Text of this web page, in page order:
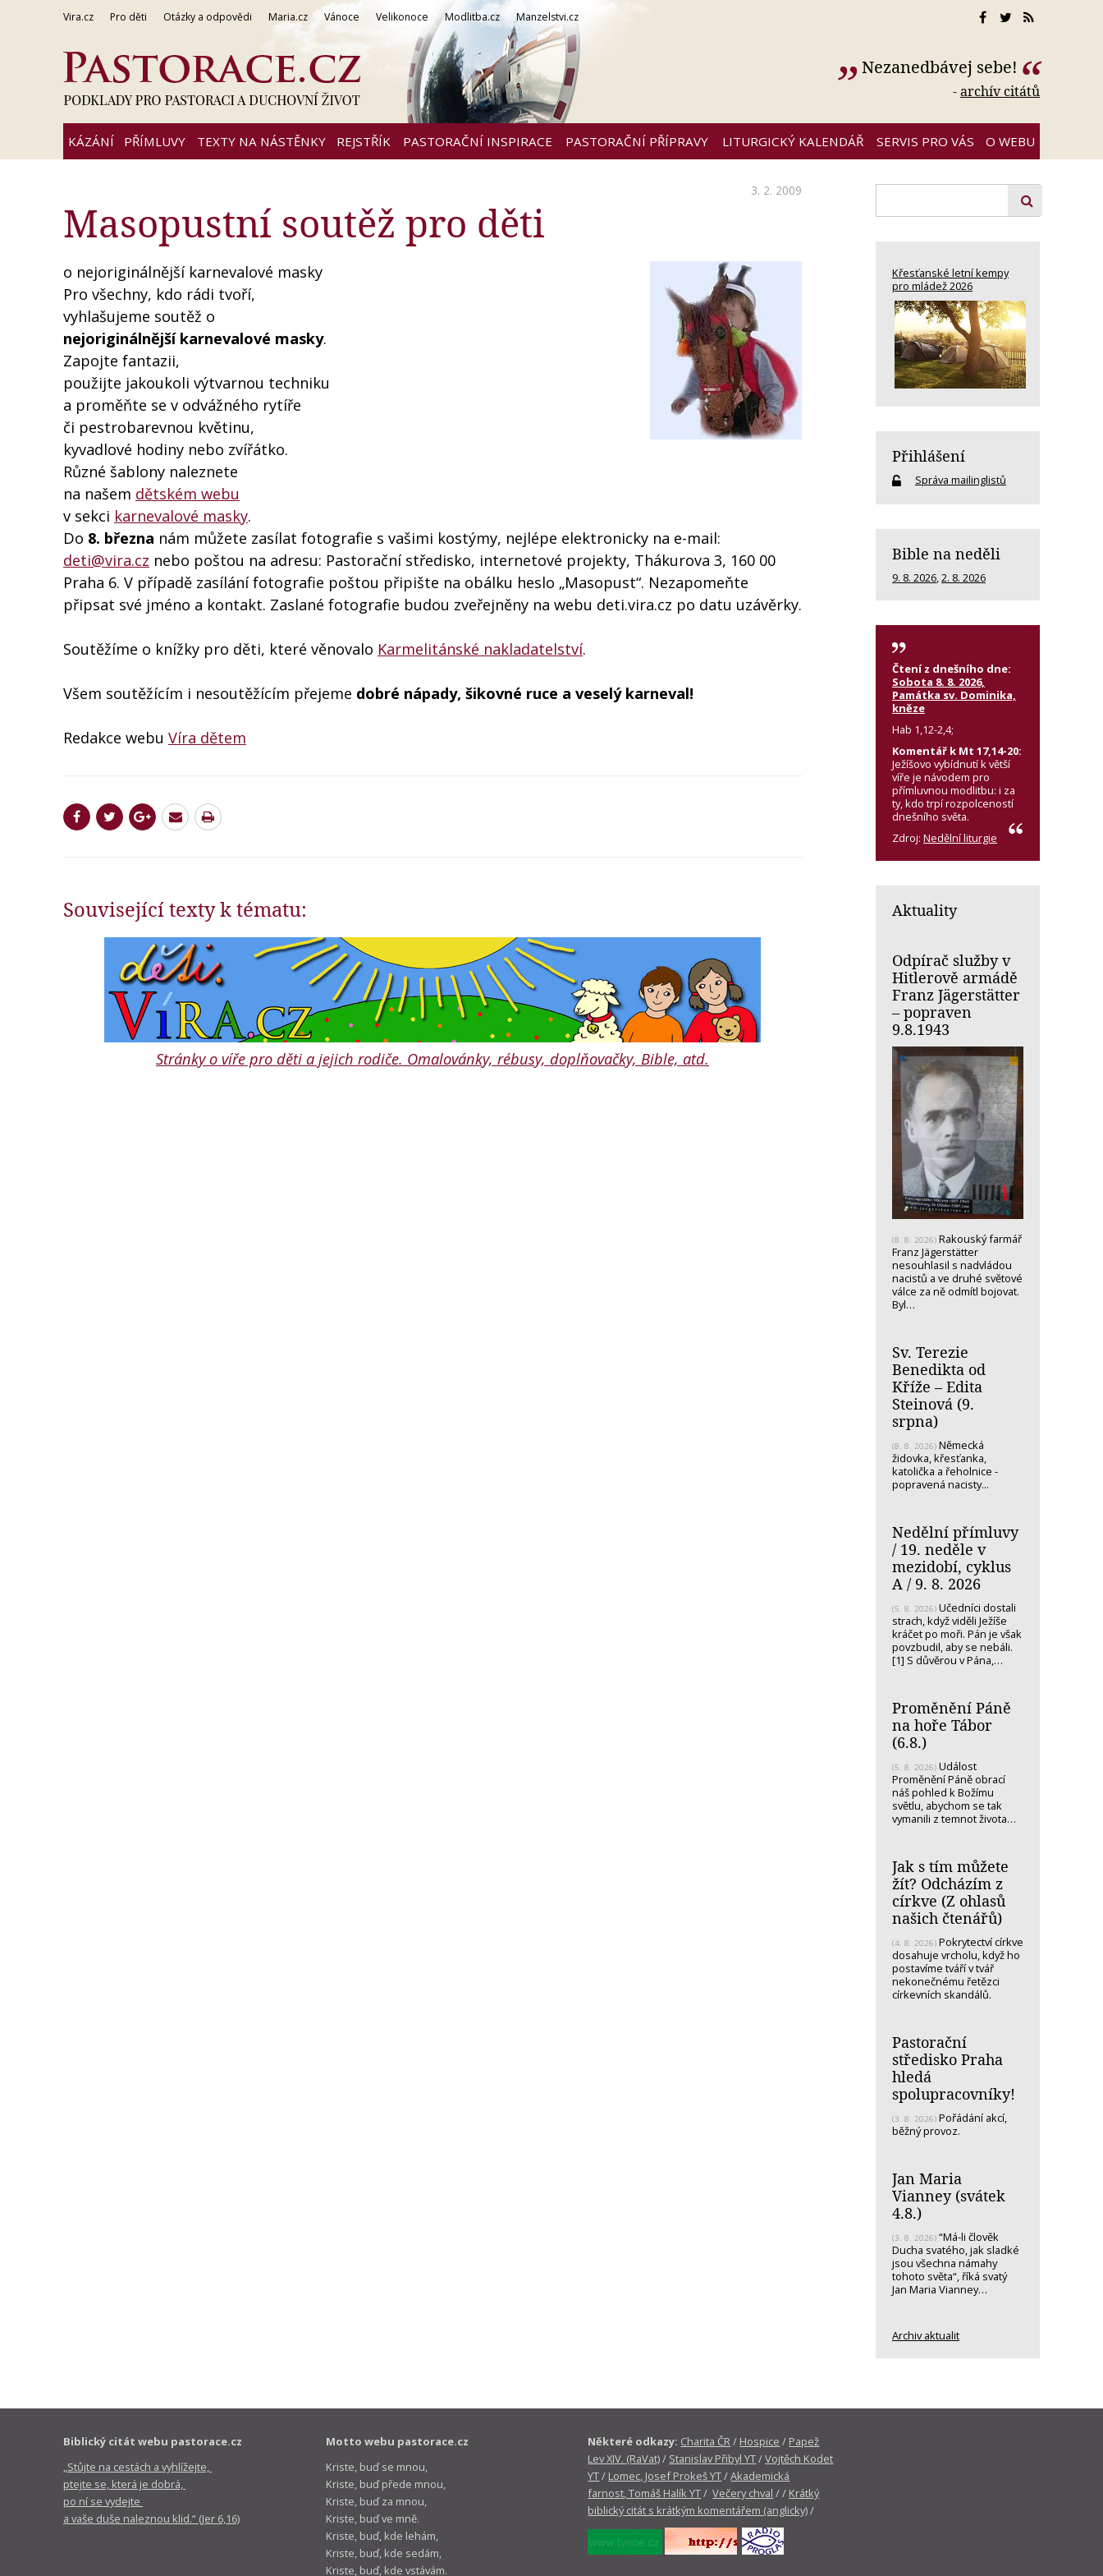
Vira.cz Pro děti Otázky a odpovědi Maria.cz Vánoce Velikonoce Modlitba.cz Manzelstvi.cz
Nezanedbávej sebe!
-archív citátů
KÁZÁNÍ PŘÍMLUVY TEXTY NA NÁSTĚNKY REJSTŘÍK PASTORAČNÍ INSPIRACE PASTORAČNÍ PŘÍPRAVY LITURGICKÝ KALENDÁŘ SERVIS PRO VÁS O WEBU
3. 2. 2009
Masopustní soutěž pro děti
o nejoriginálnější karnevalové masky
Pro všechny, kdo rádi tvoří,
vyhlašujeme soutěž o
nejoriginálnější karnevalové masky.
Zapojte fantazii,
použijte jakoukoli výtvarnou techniku
a proměňte se v odvážného rytíře
či pestrobarevnou květinu,
kyvadlové hodiny nebo zvířátko.
Různé šablony naleznete
na našem dětském webu
v sekci karnevalové masky.
Do 8. března nám můžete zasílat fotografie s vašimi kostýmy, nejlépe elektronicky na e-mail:
deti@vira.cz nebo poštou na adresu: Pastorační středisko, internetové projekty, Thákurova 3, 160 00
Praha 6. V případě zasílání fotografie poštou připište na obálku heslo „Masopust“. Nezapomeňte
připsat své jméno a kontakt. Zaslané fotografie budou zveřejněny na webu deti.vira.cz po datu uzávěrky.
Soutěžíme o knížky pro děti, které věnovalo Karmelitánské nakladatelství.
Všem soutěžícím i nesoutěžícím přejeme dobré nápady, šikovné ruce a veselý karneval!
Redakce webu Víra dětem
Související texty k tématu:
Stránky o víře pro děti a jejich rodiče. Omalovánky, rébusy, doplňovačky, Bible, atd.
Křesťanské letní kempy
pro mládež 2026
Přihlášení
Správa mailinglistů
Bible na neděli
9. 8. 2026 2. 8. 2026
Čtení z dnešního dne:
Sobota 8. 8. 2026,
Památka sv. Dominika,
kněze
Hab 1,12-2,4;
Komentář k Mt 17,14-20:
Ježíšovo vybídnutí k větší
víře je návodem pro
přímluvnou modlitbu: i za
ty, kdo trpí rozpolceností
dnešního světa.
Zdroj: Nedělní liturgie
Aktuality
Odpírač služby v
Hitlerově armádě
Franz Jägerstätter
– popraven
9.8.1943
(8. 8. 2026) Rakouský farmář
Franz Jägerstätter
nesouhlasil s nadvládou
nacistů a ve druhé světové
válce za ně odmítl bojovat.
Byl…
Sv. Terezie
Benedikta od
Kříže – Edita
Steinová (9.
srpna)
(8. 8. 2026) Německá
židovka, křesťanka,
katolička a řeholnice -
popravená nacisty...
Nedělní přímluvy
/ 19. neděle v
mezidobí, cyklus
A / 9. 8. 2026
(5. 8. 2026) Učedníci dostali
strach, když viděli Ježíše
kráčet po moři. Pán je však
povzbudil, aby se nebáli.
[1] S důvěrou v Pána,…
Proměnění Páně
na hoře Tábor
(6.8.)
(5. 8. 2026) Událost
Proměnění Páně obrací
náš pohled k Božímu
světlu, abychom se tak
vymanili z temnot života…
Jak s tím můžete
žít? Odcházím z
církve (Z ohlasů
našich čtenářů)
(4. 8. 2026) Pokrytectví církve
dosahuje vrcholu, když ho
postavíme tváří v tvář
nekonečnému řetězci
církevních skandálů.
Pastorační
středisko Praha
hledá
spolupracovníky!
(3. 8. 2026) Pořádání akcí,
běžný provoz.
Jan Maria
Vianney (svátek
4.8.)
(3. 8. 2026) “Má-li člověk
Ducha svatého, jak sladké
jsou všechna námahy
tohoto světa“, říká svatý
Jan Maria Vianney…
Archiv aktualit
Biblický citát webu pastorace.cz
„Stůjte na cestách a vyhlížejte,
ptejte se, která je dobrá,
po ní se vydejte
a vaše duše naleznou klid.“ (Jer 6,16)
Motto webu pastorace.cz
Kriste, buď se mnou,
Kriste, buď přede mnou,
Kriste, buď za mnou,
Kriste, buď ve mně.
Kriste, buď, kde lehám,
Kriste, buď, kde sedám,
Kriste, buď, kde vstávám.
Některé odkazy: Charita ČR/ Hospice / Papež
Lev XIV. (RaVat)/ Stanislav Přibyl YT/Vojtěch Kodet
YT/ Lomec, Josef Prokeš YT/Akademická
farnost, Tomáš Halík YT/Večery chval / / Krátký
biblický citát s krátkým komentářem (anglicky)/